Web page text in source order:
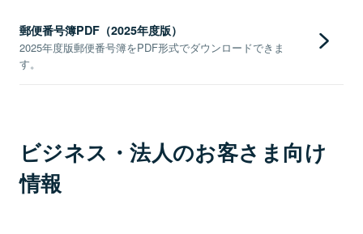
郵便番号簿PDF（2025年度版）
2025年度版郵便番号簿をPDF形式でダウンロードできま
す。
ビジネス・法人のお客さま向け
情報